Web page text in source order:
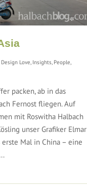
Design Love, Insights, People,
packen, ab in das
Fernost fliegen. Auf
mit Roswitha Halbach
unser Grafiker Elmar
erste Mal in China – eine